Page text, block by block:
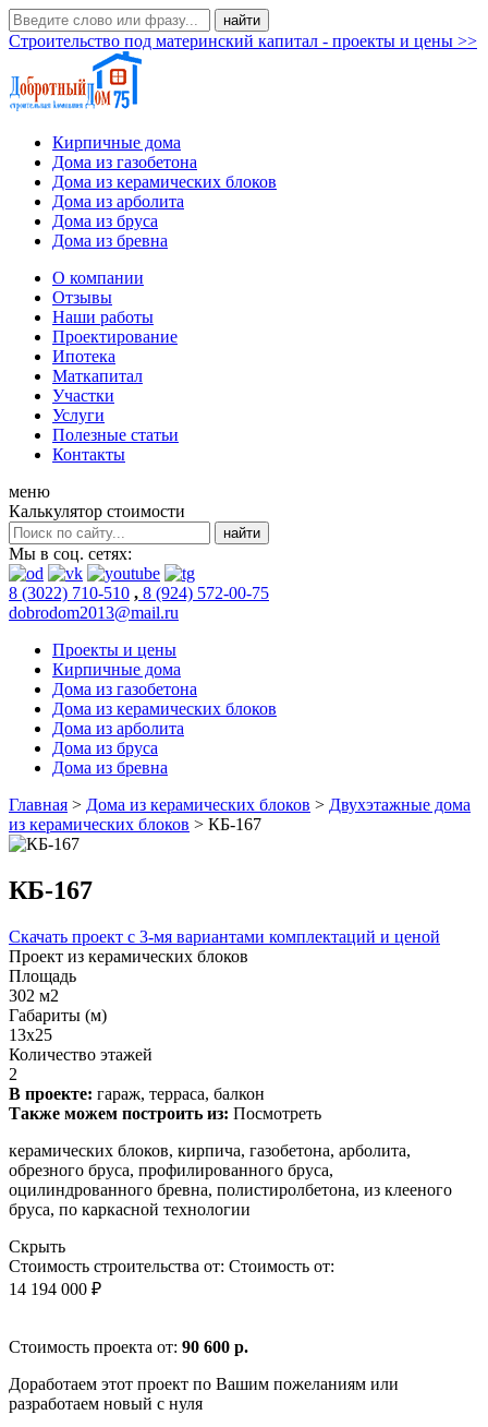
Строительство под материнский капитал - проекты и цены >>
Кирпичные дома
Дома из газобетона
Дома из керамических блоков
Дома из арболита
Дома из бруса
Дома из бревна
О компании
Отзывы
Наши работы
Проектирование
Ипотека
Маткапитал
Участки
Услуги
Полезные статьи
Контакты
меню
Калькулятор стоимости
Мы в соц. сетях:
8 (3022) 710-510 , 8 (924) 572-00-75
dobrodom2013@mail.ru
Проекты и цены
Кирпичные дома
Дома из газобетона
Дома из керамических блоков
Дома из арболита
Дома из бруса
Дома из бревна
Главная > Дома из керамических блоков > Двухэтажные дома
из керамических блоков > КБ-167
КБ-167
Скачать проект с 3-мя вариантами комплектаций и ценой
Проект из керамических блоков
Площадь
302 м2
Габариты (м)
13x25
Количество этажей
2
В проекте: гараж, терраса, балкон
Также можем построить из: Посмотреть
керамических блоков, кирпича, газобетона, арболита,
обрезного бруса, профилированного бруса,
оцилиндрованного бревна, полистиролбетона, из клееного
бруса, по каркасной технологии
Скрыть
Стоимость строительства от: Стоимость от:
14 194 000 ₽
Стоимость проекта от: 90 600 р.
Доработаем этот проект по Вашим пожеланиям или
разработаем новый с нуля